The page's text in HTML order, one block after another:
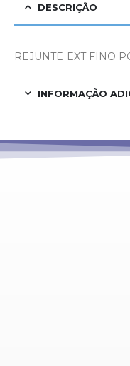
DESCRIÇÃO
REJUNTE EXT FINO
INFORMAÇÃO